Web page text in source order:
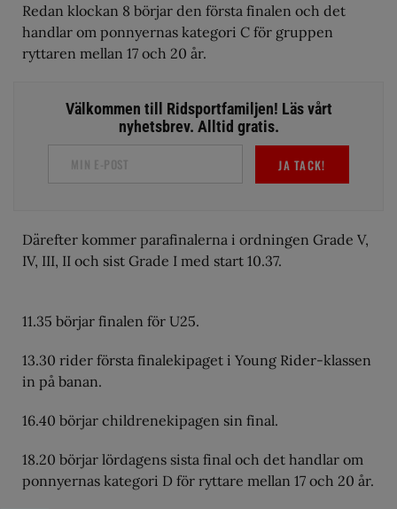
Redan klockan 8 börjar den första finalen och det
handlar om ponnyernas kategori C för gruppen
ryttaren mellan 17 och 20 år.
Välkommen till Ridsportfamiljen! Läs vårt
nyhetsbrev. Alltid gratis.
JA TACK!
Därefter kommer parafinalerna i ordningen Grade V,
IV, III, II och sist Grade I med start 10.37.
11.35 börjar finalen för U25.
13.30 rider första finalekipaget i Young Rider-klassen
in på banan.
16.40 börjar childrenekipagen sin final.
18.20 börjar lördagens sista final och det handlar om
ponnyernas kategori D för ryttare mellan 17 och 20 år.